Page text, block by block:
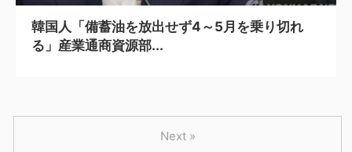
韓国人「備蓄油を放出せず4～5月を乗り切れ
る」産業通商資源部...
Next »